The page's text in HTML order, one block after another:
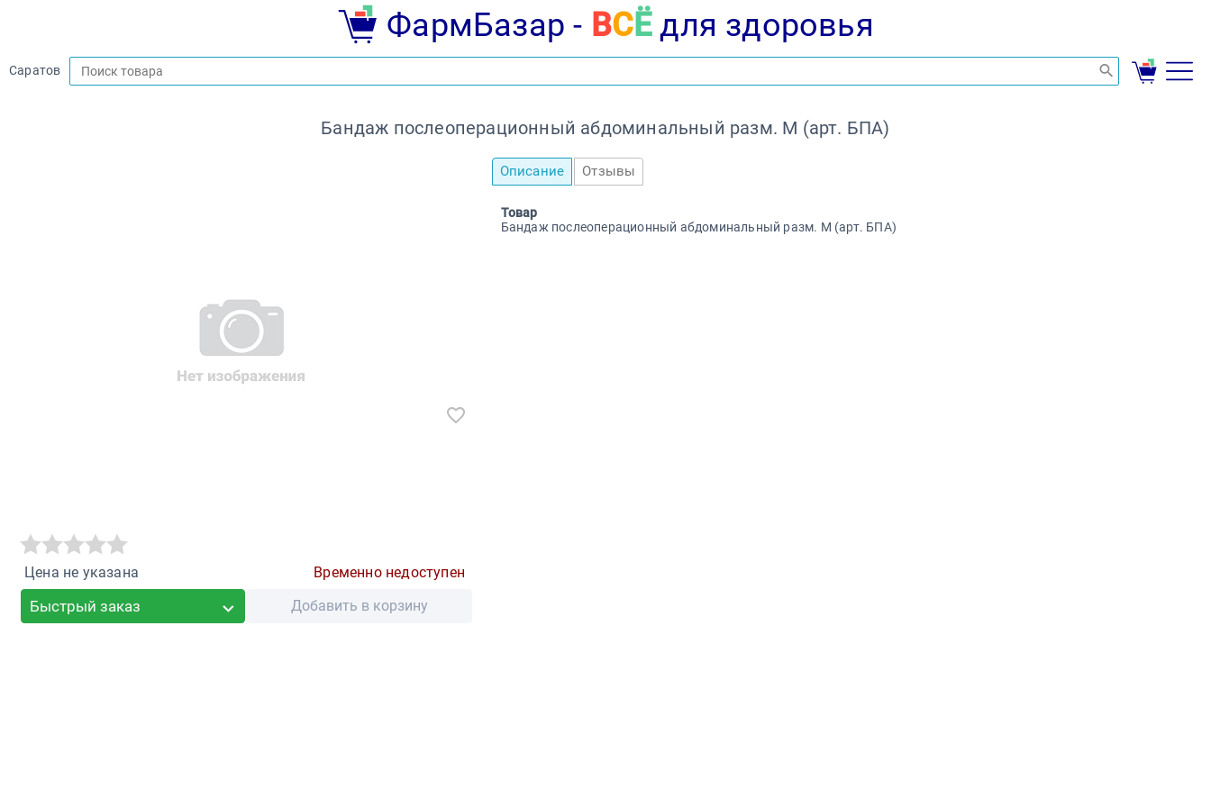
ФармБазар - ВСЁдля здоровья
Саратов
Бандаж послеоперационный абдоминальный разм. M (арт. БПА)
Цена не указана Временно недоступен
Быстрый заказ Добавить в корзину
Описание Отзывы
Товар
Бандаж послеоперационный абдоминальный разм. M (арт. БПА)